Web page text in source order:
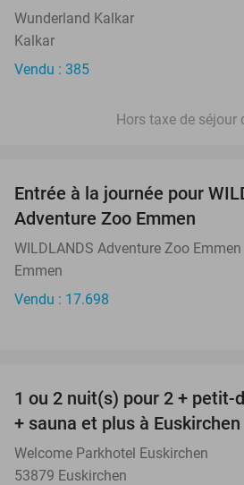
Wunderland Kalkar
Kalkar
Vendu : 385
Hors taxe de séjour
Entrée à la journée pour
Adventure Zoo Emmen
WILDLANDS Adventure Zoo Emmen
Emmen
Vendu : 17.698
1 ou 2 nuit(s) pour 2 + petit-
+ sauna et plus à Euskirchen
Welcome Parkhotel Euskirchen
53879 Euskirchen